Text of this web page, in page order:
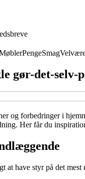
PengeSmag
gør-det-
og forbedringer i
Her får du
at have styr på det